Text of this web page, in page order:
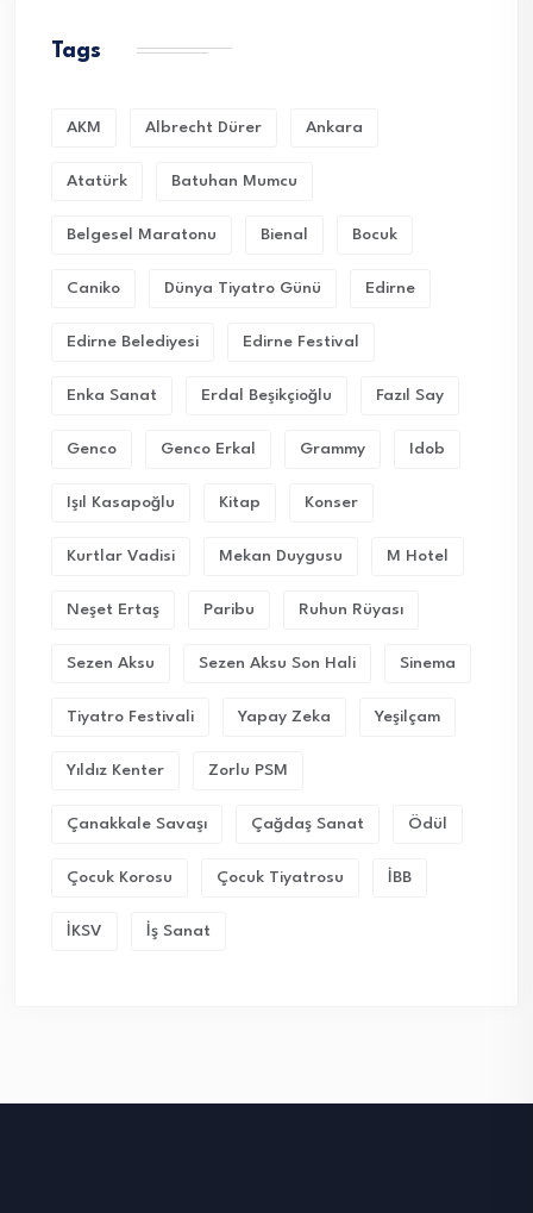
Tags
AKM Albrecht Dürer Ankara
Atatürk Batuhan Mumcu
Belgesel Maratonu Bienal Bocuk
Caniko Dünya Tiyatro Günü Edirne
Edirne Belediyesi Edirne Festival
Enka Sanat Erdal Beşikçioğlu Fazıl Say
Genco Genco Erkal Grammy Idob
Işıl Kasapoğlu Kitap Konser
Kurtlar Vadisi Mekan Duygusu M Hotel
Neşet Ertaş Paribu Ruhun Rüyası
Sezen Aksu Sezen Aksu Son Hali Sinema
Tiyatro Festivali Yapay Zeka Yeşilçam
Yıldız Kenter Zorlu PSM
Çanakkale Savaşı Çağdaş Sanat Ödül
Çocuk Korosu Çocuk Tiyatrosu İBB
İKSV İş Sanat